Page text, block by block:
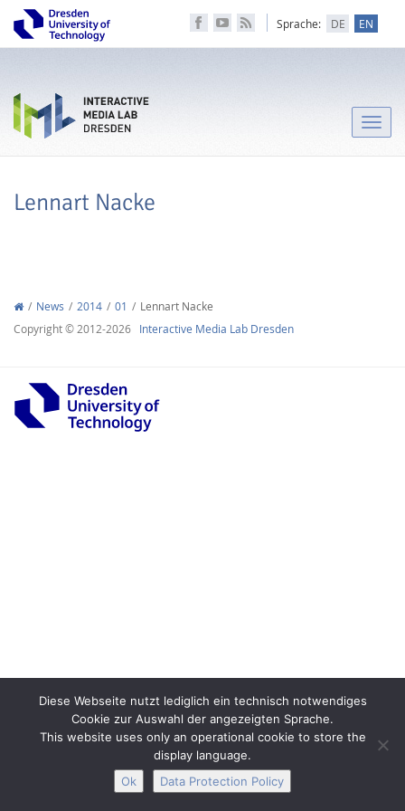
Sprache: DE EN
Toggle
Lennart Nacke
News 2014 01
Lennart Nacke
Copyright © 2012-2026 Interactive Media Lab Dresden
Diese Webseite nutzt lediglich ein technisch notwendiges
Cookie zur Auswahl der angezeigten Sprache.
This website uses only an operational cookie to store the
display language.
Ok
Data Protection Policy